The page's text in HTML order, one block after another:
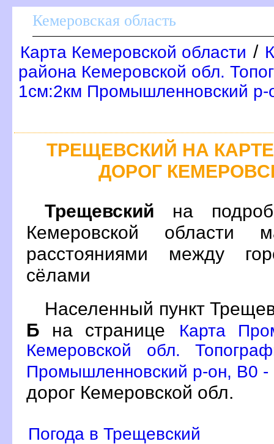
Кемеровская область
Карта Кемеровской области /
района Кемеровской обл.
1см:2км Промышленновский р-
ТРЕЩЕВСКИЙ НА
ДОРОГ
Трещевский на
Кемеровской области
расстояниями между
сёлами
Населенный пункт
Б на странице
Карта
Кемеровской обл.
Промышленновский р-он, B0 -
дорог Кемеровской обл.
Погода в Трещевский